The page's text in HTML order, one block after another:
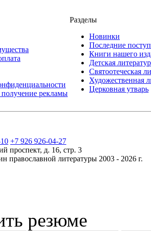
получение рекламы
Разделы
Новинки
Последние
Книги нашего
Детская
Святоотеческая
Художественная
Церковная утварь
+7 926 926-04-27
проспект, д. 16, стр. 3
православной литературы 2003 - 2026 г.
резюме